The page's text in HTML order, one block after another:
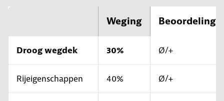
Weging Beoordeling
Droog wegdek 30% Ø/+
Rijeigenschappen 40% Ø/+